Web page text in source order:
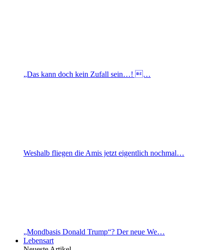
„Das kann doch kein Zufall sein…! …
Weshalb fliegen die Amis jetzt eigentlich nochmal…
„Mondbasis Donald Trump“? Der neue We…
Lebensart